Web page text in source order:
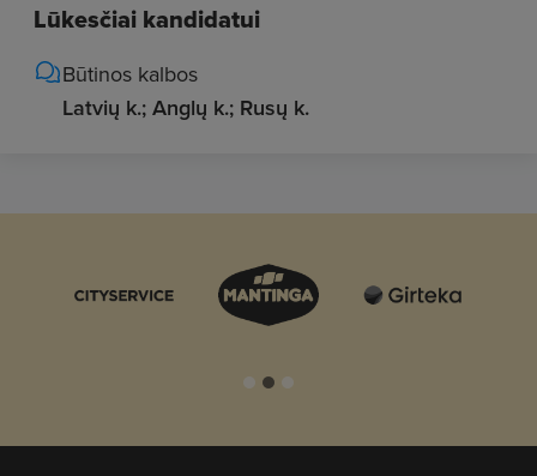
Lūkesčiai kandidatui
Būtinos kalbos
Latvių k.; Anglų k.; Rusų k.